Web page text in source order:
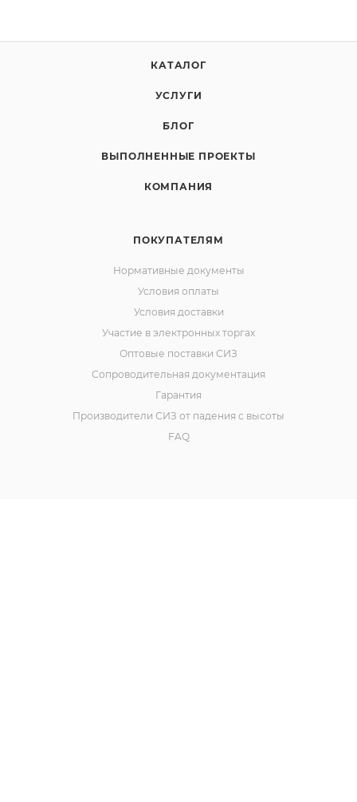
КАТАЛОГ
УСЛУГИ
БЛОГ
ВЫПОЛНЕННЫЕ ПРОЕКТЫ
КОМПАНИЯ
ПОКУПАТЕЛЯМ
Нормативные документы
Условия оплаты
Условия доставки
Участие в электронных торгах
Оптовые поставки СИЗ
Сопроводительная документация
Гарантия
Производители СИЗ от падения с высоты
FAQ